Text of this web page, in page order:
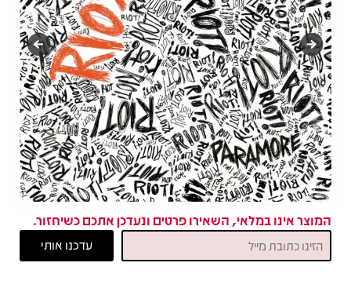
המוצר אינו במלאי, השאירו פרטים ונעדכן אתכם כשיחזור.